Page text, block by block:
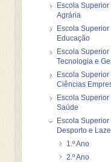
Escola Superior
Agrária
Escola Superior
Educação
Escola Superior
Tecnologia e
Escola Superior
Ciências
Escola Superior
Saúde
Escola Superior
Desporto e
1.º Ano
2.º Ano